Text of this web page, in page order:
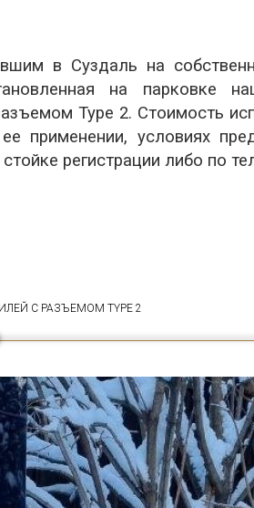
в Суздаль на
на парковке
Type 2. Стоимость
условиях
регистрации либо по
С РАЗЪЕМОМ TYPE 2